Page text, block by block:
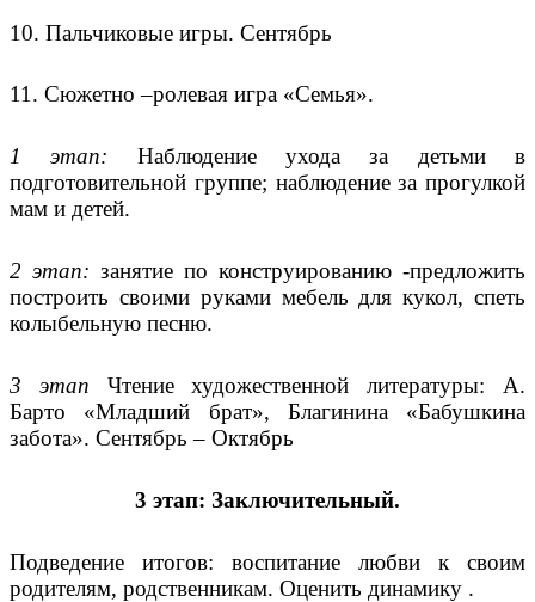
10. Пальчиковые игры. Сентябрь
11. Сюжетно –ролевая игра «Семья».
1 этап: Наблюдение ухода за детьми в
подготовительной группе; наблюдение за прогулкой
мам и детей.
2 этап: занятие по конструированию -предложить
построить своими руками мебель для кукол, спеть
колыбельную песню.
3 этап Чтение художественной литературы: А.
Барто «Младший брат», Благинина «Бабушкина
забота». Сентябрь – Октябрь
3 этап: Заключительный.
Подведение итогов: воспитание любви к своим
родителям, родственникам. Оценить динамику .